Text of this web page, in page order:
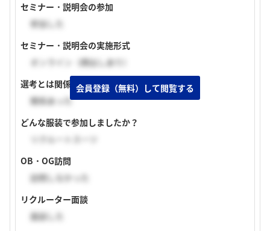
セミナー・説明会の参加
参加した
セミナー・説明会の実施形式
オンライン（顔出しあり）
選考とは関係あるものでしたか？
関係あった
どんな服装で参加しましたか？
リクルートスーツ
OB・OG訪問
訪問しなかった
リクルーター面談
面談した
会員登録（無料）して閲覧する